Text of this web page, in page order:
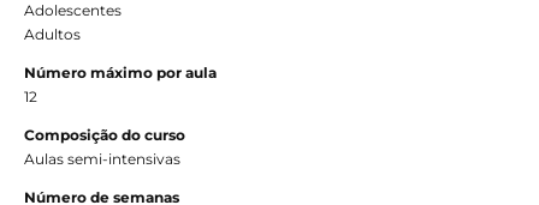
Adolescentes
Adultos
Número máximo por aula
12
Composição do curso
Aulas semi-intensivas
Número de semanas